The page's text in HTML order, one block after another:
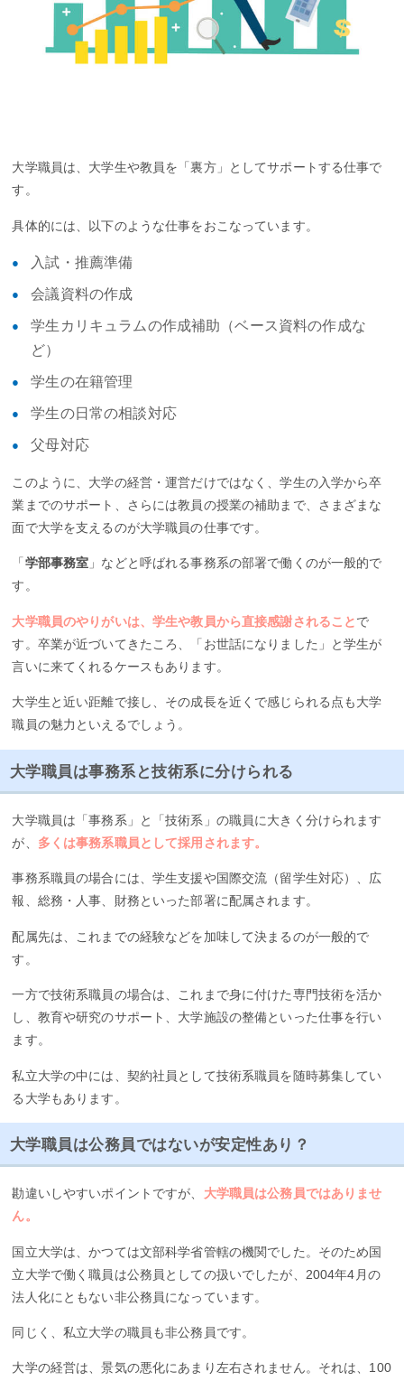
大学職員は、大学生や教員を「裏方」としてサポートする仕事で
す。
具体的には、以下のような仕事をおこなっています。
入試・推薦準備
会議資料の作成
学生カリキュラムの作成補助（ベース資料の作成な
ど）
学生の在籍管理
学生の日常の相談対応
父母対応
このように、大学の経営・運営だけではなく、学生の入学から卒
業までのサポート、さらには教員の授業の補助まで、さまざまな
面で大学を支えるのが大学職員の仕事です。
「 学部事務室 」などと呼ばれる事務系の部署で働くのが一般的で
す。
大学職員のやりがいは、学生や教員から直接感謝されることで
す。卒業が近づいてきたころ、「お世話になりました」と学生が
言いに来てくれるケースもあります。
大学生と近い距離で接し、その成長を近くで感じられる点も大学
職員の魅力といえるでしょう。
大学職員は事務系と技術系に分けられる
大学職員は「事務系」と「技術系」の職員に大きく分けられます
が、 多くは事務系職員として採用されます。
事務系職員の場合には、学生支援や国際交流（留学生対応）、広
報、総務・人事、財務といった部署に配属されます。
配属先は、これまでの経験などを加味して決まるのが一般的で
す。
一方で技術系職員の場合は、これまで身に付けた専門技術を活か
し、教育や研究のサポート、大学施設の整備といった仕事を行い
ます。
私立大学の中には、契約社員として技術系職員を随時募集してい
る大学もあります。
大学職員は公務員ではないが安定性あり？
勘違いしやすいポイントですが、 大学職員は公務員ではありませ
ん。
国立大学は、かつては文部科学省管轄の機関でした。そのため国
立大学で働く職員は公務員としての扱いでしたが、2004年4月の
法人化にともない非公務員になっています。
同じく、私立大学の職員も非公務員です。
大学の経営は、景気の悪化にあまり左右されません。それは、100